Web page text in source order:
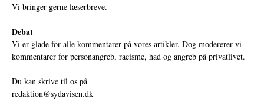
Vi bringer gerne læserbreve.
Debat
Vi er glade for alle kommentarer på vores artikler. Dog modererer vi
kommentarer for personangreb, racisme, had og angreb på privatlivet.
Du kan skrive til os på
redaktion@sydavisen.dk